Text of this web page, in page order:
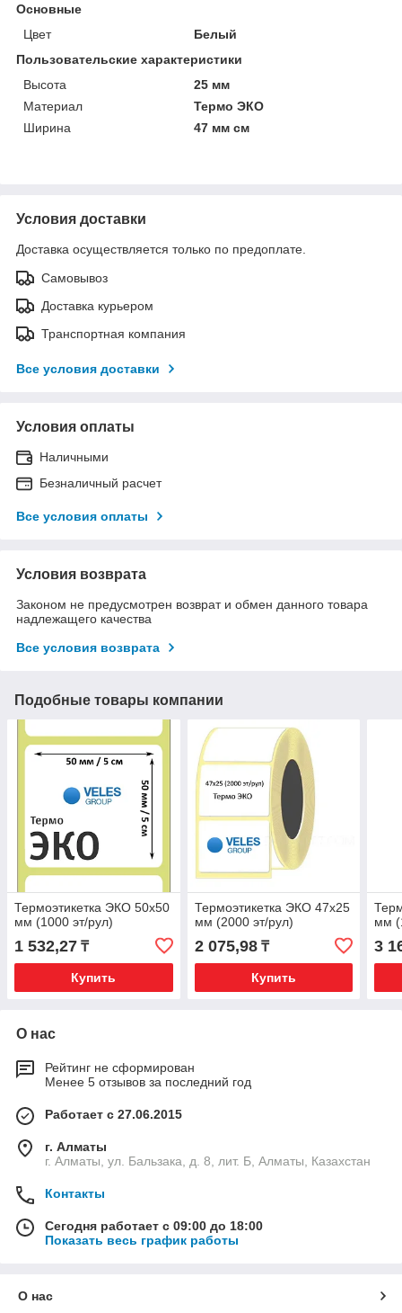
Основные
Цвет
Белый
Пользовательские характеристики
Высота
25 мм
Материал
Термо ЭКО
Ширина
47 мм см
Условия доставки
Доставка осуществляется только по предоплате.
Самовывоз
Доставка курьером
Транспортная компания
Все условия доставки
Условия оплаты
Наличными
Безналичный расчет
Все условия оплаты
Условия возврата
Законом не предусмотрен возврат и обмен данного товара
надлежащего качества
Все условия возврата
Подобные товары компании
Термоэтикетка ЭКО 50x50
мм (1000 эт/рул)
1 532,27 ₸
Купить
Термоэтикетка ЭКО 47x25
мм (2000 эт/рул)
2 075,98₸
Купить
мм
3
О нас
Рейтинг не сформирован
Менее 5 отзывов за последний год
Работает с 27.06.2015
г. Алматы
г. Алматы, ул. Бальзака, д. 8, лит. Б, Алматы, Казахстан
Контакты
Сегодня работает с 09:00 до 18:00
Показать весь график работы
О нас